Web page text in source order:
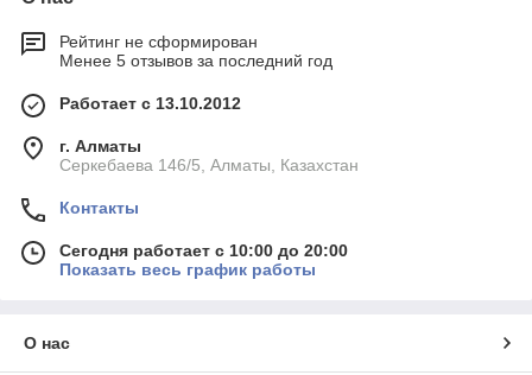
Рейтинг не сформирован
Менее 5 отзывов за последний год
Работает с 13.10.2012
г. Алматы
Серкебаева 146/5, Алматы, Казахстан
Контакты
Сегодня работает с 10:00 до 20:00
Показать весь график работы
О нас